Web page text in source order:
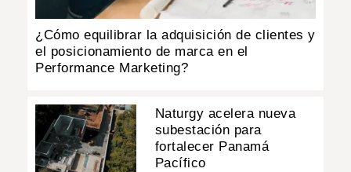
¿Cómo equilibrar la adquisición de clientes y
el posicionamiento de marca en el
Performance Marketing?
Naturgy acelera nueva
subestación para
fortalecer Panamá
Pacífico